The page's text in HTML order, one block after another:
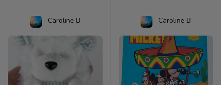
Caroline B Caroline B